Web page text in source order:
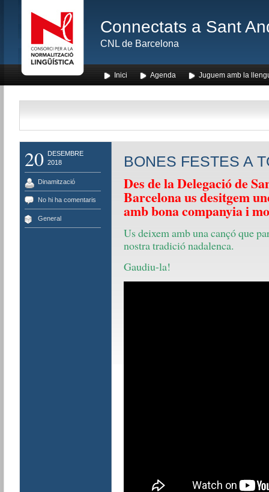
Connectats a Sant
CNL de Barcelona
Inici Agenda Juguem amb la
20
DESEMBRE
2018
Dinamització
No hi ha comentaris
General
BONES FESTES A
Des de la Delegació de
Barcelona us desitgem
amb bona companyia i
Us deixem amb una cançó que
nostra tradició nadalenca.
Gaudiu-la!